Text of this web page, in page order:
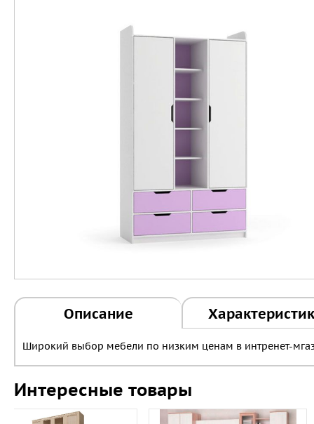
Описание
Широкий выбор мебели по низким ценам в интренет-
Интересные товары